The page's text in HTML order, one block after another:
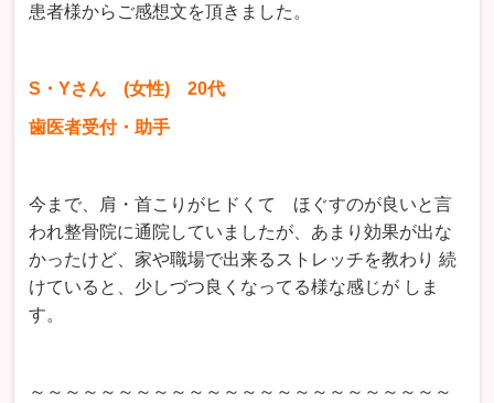
患者様からご感想文を頂きました。
S・Yさん (女性) 20代
歯医者受付・助手
今まで、肩・首こりがヒドくて ほぐすのが良いと言
われ整骨院に通院していましたが、あまり効果が出な
かったけど、家や職場で出来るストレッチを教わり 続
けていると、少しづつ良くなってる様な感じが しま
す。
～～～～～～～～～～～～～～～～～～～～～～～～